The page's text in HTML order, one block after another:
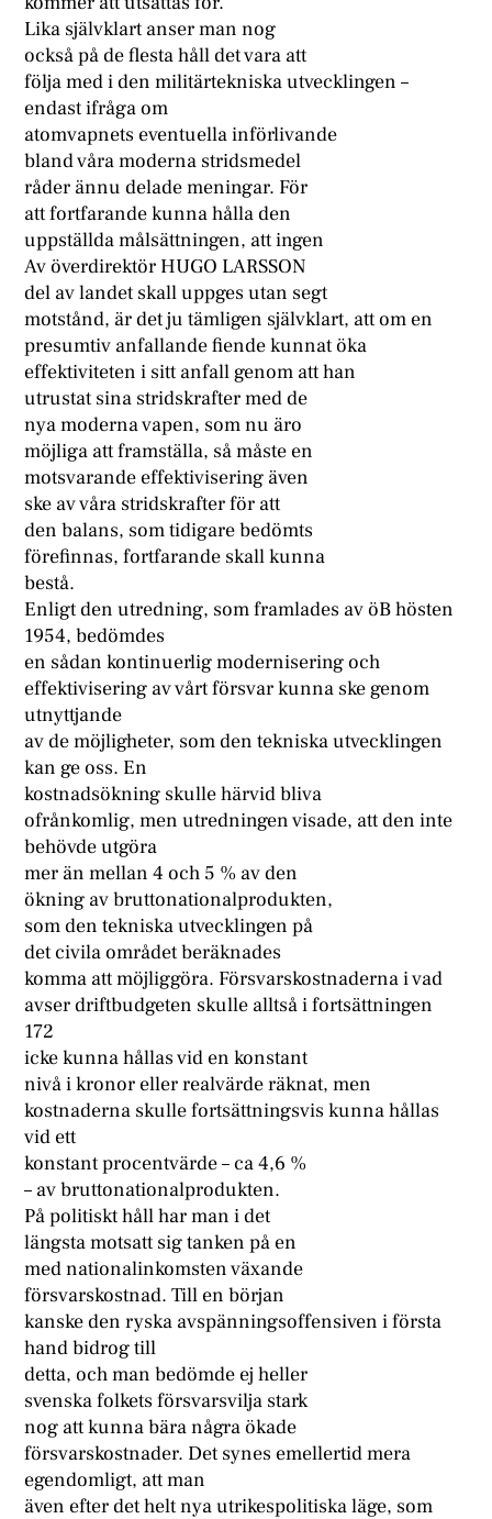
Lika självklart anser man nog
också på de flesta håll det vara att
följa med i den militärtekniska utvecklingen –
endast ifråga om
atomvapnets eventuella införlivande
bland våra moderna stridsmedel
råder ännu delade meningar. För
att fortfarande kunna hålla den
uppställda målsättningen, att ingen
Av överdirektör HUGO LARSSON
del av landet skall uppges utan segt
motstånd, är det ju tämligen självklart, att om en
presumtiv anfallande fiende kunnat öka
effektiviteten i sitt anfall genom att han
utrustat sina stridskrafter med de
nya moderna vapen, som nu äro
möjliga att framställa, så måste en
motsvarande effektivisering även
ske av våra stridskrafter för att
den balans, som tidigare bedömts
förefinnas, fortfarande skall kunna
bestå.
Enligt den utredning, som framlades av öB hösten
1954, bedömdes
en sådan kontinuerlig modernisering och
effektivisering av vårt försvar kunna ske genom
utnyttjande
av de möjligheter, som den tekniska utvecklingen
kan ge oss. En
kostnadsökning skulle härvid bliva
ofrånkomlig, men utredningen visade, att den inte
behövde utgöra
mer än mellan 4 och 5 % av den
ökning av bruttonationalprodukten,
som den tekniska utvecklingen på
det civila området beräknades
komma att möjliggöra. Försvarskostnaderna i vad
avser driftbudgeten skulle alltså i fortsättningen
172
icke kunna hållas vid en konstant
nivå i kronor eller realvärde räknat, men
kostnaderna skulle fortsättningsvis kunna hållas
vid ett
konstant procentvärde – ca 4,6 %
– av bruttonationalprodukten.
På politiskt håll har man i det
längsta motsatt sig tanken på en
med nationalinkomsten växande
försvarskostnad. Till en början
kanske den ryska avspänningsoffensiven i första
hand bidrog till
detta, och man bedömde ej heller
svenska folkets försvarsvilja stark
nog att kunna bära några ökade
försvarskostnader. Det synes emellertid mera
egendomligt, att man
även efter det helt nya utrikespolitiska läge, som